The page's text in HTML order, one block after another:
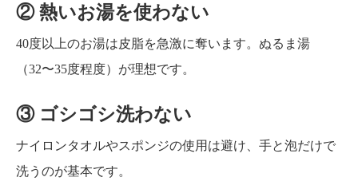
② 熱いお湯を使わない
40度以上のお湯は皮脂を急激に奪います。ぬるま湯
（32〜35度程度）が理想です。
③ ゴシゴシ洗わない
ナイロンタオルやスポンジの使用は避け、手と泡だけで
洗うのが基本です。